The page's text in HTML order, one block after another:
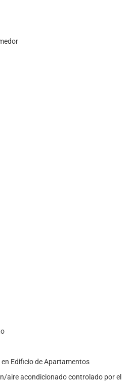
Edificio de Apartamentos
aire acondicionado controlado por el